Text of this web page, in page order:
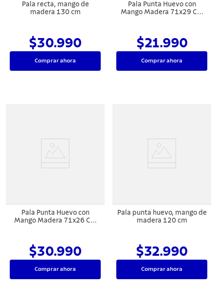
Pala recta, mango de
madera 130 cm
$30.990
Comprar ahora
Pala Punta Huevo con
Mango Madera 71x29 Cm
$21.990
Comprar ahora
Pala Punta Huevo con
Mango Madera 71x26 Cm
$30.990
Comprar ahora
Pala punta huevo, mango de
madera 120 cm
$32.990
Comprar ahora